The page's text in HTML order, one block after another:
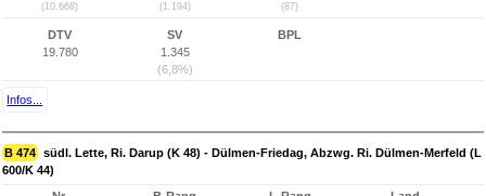
(10.668) (1.194) (87)
DTV
19.780
SV
1.345
(6,8%)
BPL
Infos...
B 474 südl. Lette, Ri. Darup (K 48) - Dülmen-Friedag, Abzwg. Ri. Dülmen-Merfeld (L
600/K 44)